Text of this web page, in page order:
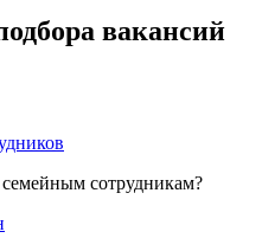
вакансий
сотрудникам?